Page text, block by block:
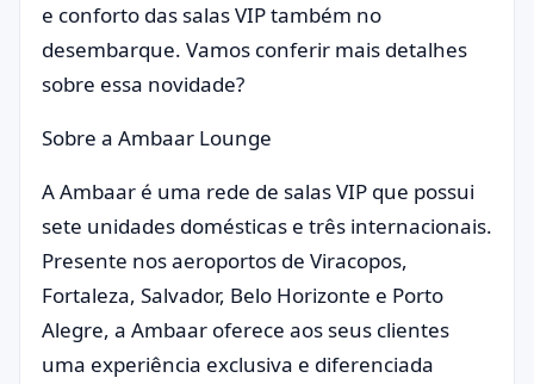
e conforto das salas VIP também no
desembarque. Vamos conferir mais detalhes
sobre essa novidade?
Sobre a Ambaar Lounge
A Ambaar é uma rede de salas VIP que possui
sete unidades domésticas e três internacionais.
Presente nos aeroportos de Viracopos,
Fortaleza, Salvador, Belo Horizonte e Porto
Alegre, a Ambaar oferece aos seus clientes
uma experiência exclusiva e diferenciada